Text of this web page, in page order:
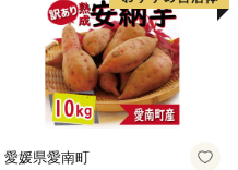
り ほくほく 生芋 新芋 芋 い
も 甘藷 べにはるか スイーツ
おかず さつまいも 国産 人気
糖度 産地直送 農家直送 数量
限定 7000円 愛媛県 愛南町 ミ
ッチーのおみかん畑
愛媛県愛南町